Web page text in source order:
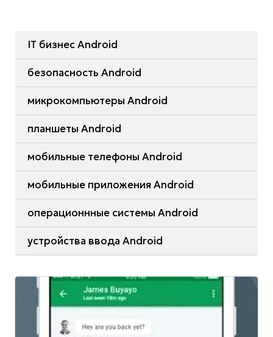
IT бизнес Android
безопасность Android
микрокомпьютеры Android
планшеты Android
мобильные телефоны Android
мобильные приложения Android
операционнные системы Android
устройства ввода Android